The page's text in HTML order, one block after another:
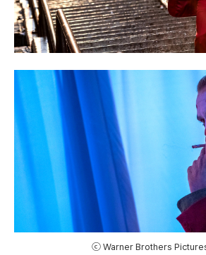
ⓒ Warner Brothers